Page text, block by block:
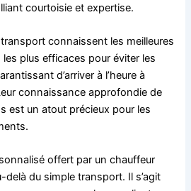
courtoisie et expertise.
connaissent les meilleures
plus efficaces pour éviter les
d’arriver à l’heure à
connaissance approfondie de
est un atout précieux pour les
offert par un chauffeur
delà du simple transport. Il s’agit